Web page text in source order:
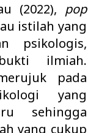
(2022), pop
istilah yang
psikologis,
ilmiah.
pada
yang
sehingga
yang cukup